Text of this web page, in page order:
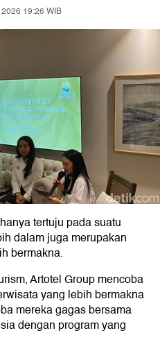
19:26 WIB
tertuju pada suatu
dalam juga merupakan
bermakna.
Artotel Group mencoba
yang lebih bermakna
mereka gagas bersama
dengan program yang